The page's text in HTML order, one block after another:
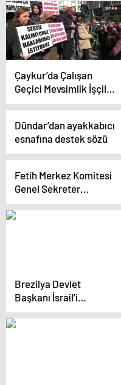
Konutlarında yaşanan
sorunları gündeme
getirdi
Çaykur’da Çalışan
Geçici Mevsimlik İşçiler
Kadro Talebiyle Eylem
Dündar’dan ayakkabıcı
esnafına destek sözü
Fetih Merkez Komitesi
Genel Sekreter
Yardımcısı: Hamas’ı
uzlaşı hükümetine
Brezilya Devlet
Başkanı İsrail’i
soykırım yapmakla
suçladı